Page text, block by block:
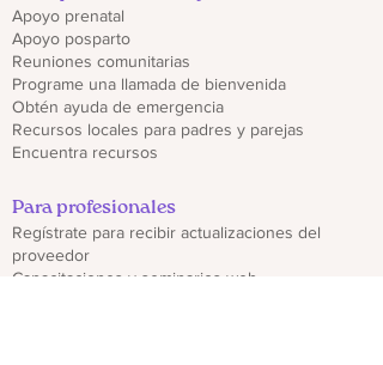
Apoyo prenatal
Apoyo posparto
Reuniones comunitarias
Programe una llamada de bienvenida
Obtén ayuda de emergencia
Recursos locales para padres y parejas
Encuentra recursos
Para profesionales
Regístrate para recibir actualizaciones del
proveedor
Capacitaciones y seminarios web